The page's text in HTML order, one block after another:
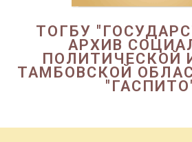
ТОГБУ
АРХИВ
ПОЛИТИЧЕСКОЙ
ТАМБОВСКОЙ